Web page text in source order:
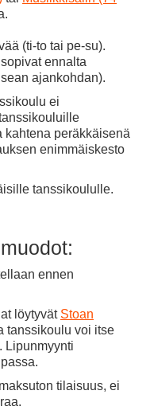
(ti-to tai pe-su).
ennalta
ajankohdan).
ei
kahtena peräkkäisenä
enimmäiskesto
tanssikoululle.
ennen
löytyvät Stoan
tanssikoulu voi itse
Lipunmyynti
tilaisuus, ei